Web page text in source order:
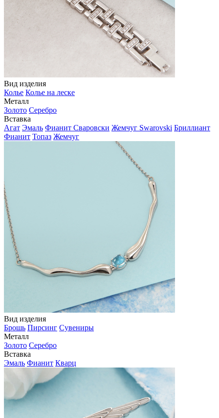
Вид изделия
Колье Колье на леске
Металл
Золото Серебро
Вставка
Агат Эмаль Фианит Сваровски Жемчуг Swarovski Бриллиант
Фианит Топаз Жемчуг
Вид изделия
Брошь Пирсинг Сувениры
Металл
Золото Серебро
Вставка
Эмаль Фианит Кварц